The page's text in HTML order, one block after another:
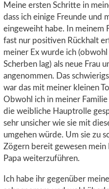
Meine ersten Schritte in
dass ich einige Freunde und
eingeweiht habe. In meinem
fast nur positiven Rückhalt
meiner Ex wurde ich (obwohl
Scherben lag) als neue Frau
angenommen. Das
war das mit meiner kleinen
Obwohl ich in meiner
die weibliche Hauptrolle
sehr unsicher wie sie mit
umgehen würde. Um sie zu
Zögern bereit gewesen mein
Papa weiterzuführen.
Ich habe ihr gegenüber